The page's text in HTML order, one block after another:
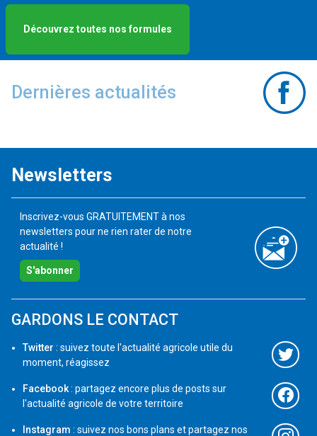
Découvrez toutes nos formules
Dernières actualités
Newsletters
Inscrivez-vous GRATUITEMENT à nos
newsletters pour ne rien rater de notre
actualité !
S'abonner
GARDONS LE CONTACT
Twitter : suivez toute l'actualité agricole utile du
moment, réagissez
Facebook: partagez encore plus de posts sur
l'actualité agricole de votre territoire
Instagram : suivez nos bons plans et partagez nos